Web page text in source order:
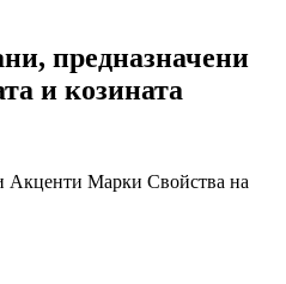
предназначени
и козината
Акценти Марки Свойства на